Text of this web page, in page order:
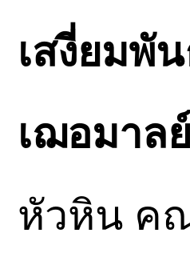
เสงี่ยมพั
เฌอมาล
หัวหิน ค